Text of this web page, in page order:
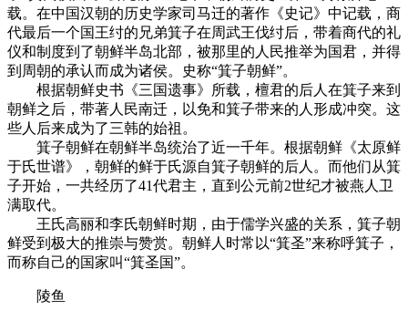
载。在中国汉朝的历史学家司马迁的著作《史记》中记载，商
代最后一个国王纣的兄弟箕子在周武王伐纣后，带着商代的礼
仪和制度到了朝鲜半岛北部，被那里的人民推举为国君，并得
到周朝的承认而成为诸侯。史称“箕子朝鲜”。
根据朝鲜史书《三国遗事》所载，檀君的后人在箕子来到
朝鲜之后，带著人民南迁，以免和箕子带来的人形成冲突。这
些人后来成为了三韩的始祖。
箕子朝鲜在朝鲜半岛统治了近一千年。根据朝鲜《太原鲜
于氏世谱》，朝鲜的鲜于氏源自箕子朝鲜的后人。而他们从箕
子开始，一共经历了41代君主，直到公元前2世纪才被燕人卫
满取代。
王氏高丽和李氏朝鲜时期，由于儒学兴盛的关系，箕子朝
鲜受到极大的推崇与赞赏。朝鲜人时常以“箕圣”来称呼箕子，
而称自己的国家叫“箕圣国”。
陵鱼